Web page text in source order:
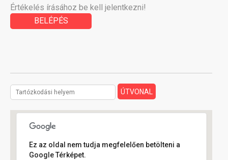
Értékelés írásához be kell jelentkezni!
BELÉPÉS
Ez az oldal nem tudja megfelelően betölteni a
Google Térképet.